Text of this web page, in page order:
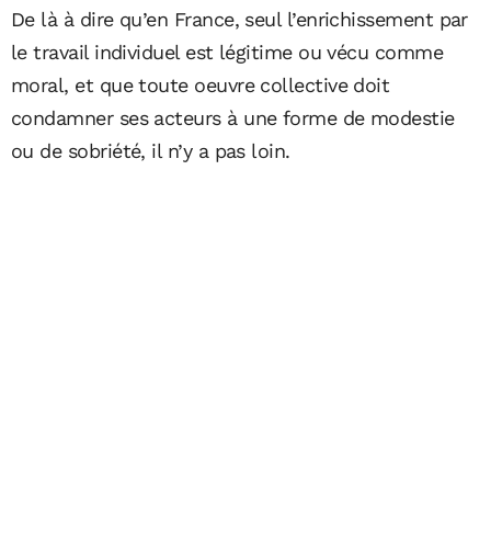
De là à dire qu’en France, seul l’enrichissement par
le travail individuel est légitime ou vécu comme
moral, et que toute oeuvre collective doit
condamner ses acteurs à une forme de modestie
ou de sobriété, il n’y a pas loin.